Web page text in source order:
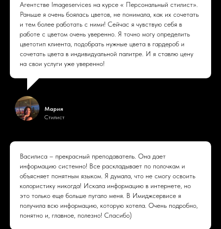
Агентстве Imageservices на курсе « Персональный стилист».
Раньше я очень боялась цветов, не понимала, как их сочетать
и тем более работать с ними! Сейчас я чувствую себя в
работе с цветом очень уверенно. Я точно могу определить
цветотип клиента, подобрать нужные цвета в гардероб и
сочетать цвета в индивидуальной палитре. И я ставлю цену
на свои услуги уже уверенно!
Мария
Стилист
Василиса – прекрасный преподаватель. Она дает
информацию системно! Все раскладывает по полочкам и
объясняет понятным языком. Я думала, что не смогу освоить
колористику никогда! Искала информацию в интернете, но
это только еще больше пугало меня. В Имиджсервисе я
получила всю информацию, которую хотела. Очень подробно,
понятно и, главное, полезно! Спасибо)